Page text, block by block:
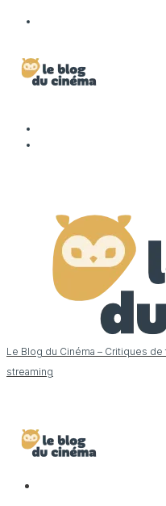
Le Blog du Cinéma – Critiques
streaming